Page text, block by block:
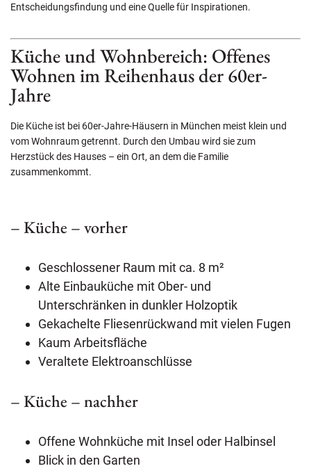
Entscheidungsfindung und eine Quelle für Inspirationen.
Küche und Wohnbereich: Offenes
Wohnen im Reihenhaus der 60er-
Jahre
Die Küche ist bei 60er-Jahre-Häusern in München meist klein und
vom Wohnraum getrennt. Durch den Umbau wird sie zum
Herzstück des Hauses – ein Ort, an dem die Familie
zusammenkommt.
– Küche – vorher
Geschlossener Raum mit ca. 8 m²
Alte Einbauküche mit Ober- und
Unterschränken in dunkler Holzoptik
Gekachelte Fliesenrückwand mit vielen Fugen
Kaum Arbeitsfläche
Veraltete Elektroanschlüsse
– Küche – nachher
Offene Wohnküche mit Insel oder Halbinsel
Blick in den Garten